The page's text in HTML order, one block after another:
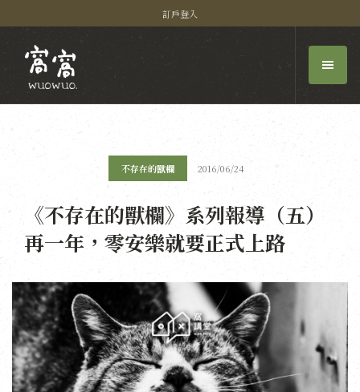
訂戶登入
不存在的獸欄 2016/06/24
《不存在的獸欄》系列報導（五）
再一年，零安樂就要正式上路